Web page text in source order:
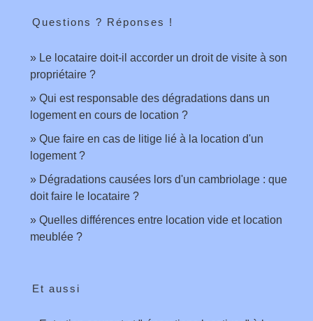
Questions ? Réponses !
Le locataire doit-il accorder un droit de visite à son
propriétaire ?
Qui est responsable des dégradations dans un
logement en cours de location ?
Que faire en cas de litige lié à la location d'un
logement ?
Dégradations causées lors d'un cambriolage : que
doit faire le locataire ?
Quelles différences entre location vide et location
meublée ?
Et aussi